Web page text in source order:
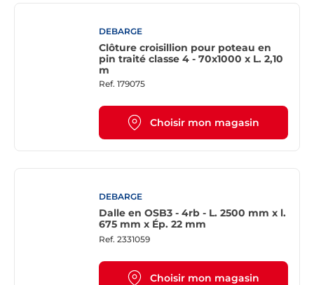
DEBARGE
Clôture croisillion pour poteau en
pin traité classe 4 - 70x1000 x L. 2,10
m
Ref. 179075
Choisir mon magasin
DEBARGE
Dalle en OSB3 - 4rb - L. 2500 mm x l.
675 mm x Ép. 22 mm
Ref. 2331059
Choisir mon magasin